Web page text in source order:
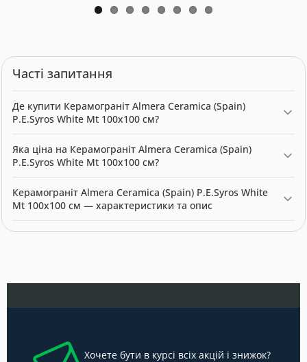
Часті запитання
Де купити Керамограніт Almera Ceramica (Spain)
P.E.Syros White Mt 100x100 см?
см можна купити в нашому інтернет-магазині за ціною 1159.00
грн. Категорія:
Яка ціна на Керамограніт Almera Ceramica (Spain)
P.E.Syros White Mt 100x100 см?
White Mt 100x100 см — 1159.00 грн. Виробник: Almera Ceramica.
Керамограніт Almera Ceramica (Spain) P.E.Syros White
Mt 100x100 см — характеристики та опис
Хочете бути в курсі всіх акцій і знижок?